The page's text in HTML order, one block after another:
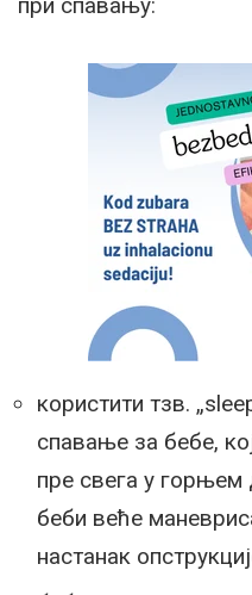
користити тзв.
спавање за бебе,
пре свега у горњем
беби веће
настанак